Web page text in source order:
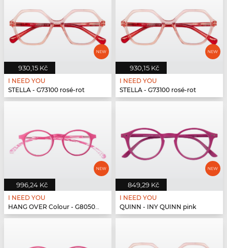
930,15 Kč
I NEED YOU
STELLA - G73100 rosé-rot
930,15 Kč
I NEED YOU
STELLA - G73100 rosé-rot
996,24 Kč
I NEED YOU
HANG OVER Colour - G80500 pink
849,29 Kč
I NEED YOU
QUINN - INY QUINN pink